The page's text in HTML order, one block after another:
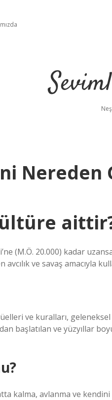
Nereden
(M.Ö. 20.000) kadar
ve savaş amacıyla
ve kuralları, geleneksel
başlatılan ve yüzyıllar
kalma, avlanma ve kendini